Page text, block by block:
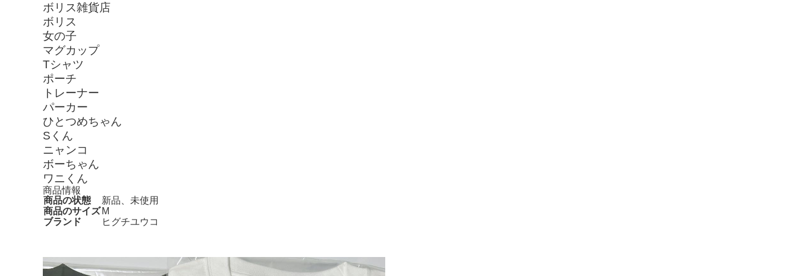
ボリス雑貨店
ボリス
女の子
マグカップ
Tシャツ
ポーチ
トレーナー
パーカー
ひとつめちゃん
Sくん
ニャンコ
ボーちゃん
ワニくん
商品情報
商品の状態
新品、未使用
商品のサイズ M
ブランド
ヒグチユウコ